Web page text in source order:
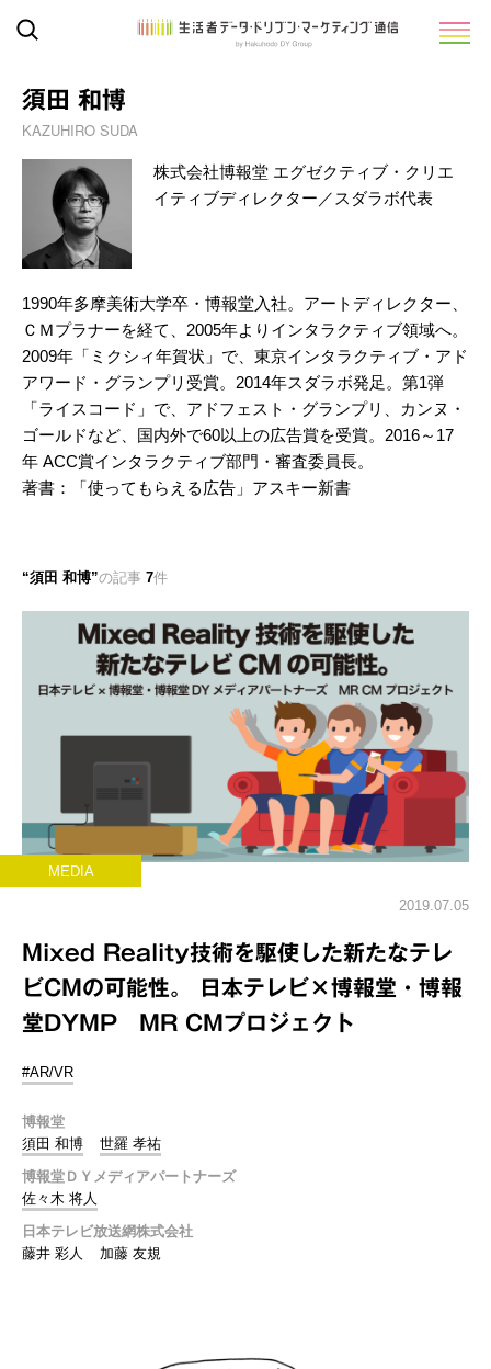
須田 和博
KAZUHIRO SUDA
株式会社博報堂 エグゼクティブ・クリエ
イティブディレクター／スダラボ代表
1990年多摩美術大学卒・博報堂入社。アートディレクター、
ＣＭプラナーを経て、2005年よりインタラクティブ領域へ。
2009年「ミクシィ年賀状」で、東京インタラクティブ・アド
アワード・グランプリ受賞。2014年スダラボ発足。第1弾
「ライスコード」で、アドフェスト・グランプリ、カンヌ・
ゴールドなど、国内外で60以上の広告賞を受賞。2016～17
年 ACC賞インタラクティブ部門・審査委員長。
著書：「使ってもらえる広告」アスキー新書
須田 和博 の記事 7件
MEDIA
2019.07.05
Mixed Reality技術を駆使した新たなテレ
ビCMの可能性。 日本テレビ×博報堂・博報
堂DYMP MR CMプロジェクト
#AR/VR
博報堂
須田 和博
世羅 孝祐
博報堂ＤＹメディアパートナーズ
佐々木 将人
日本テレビ放送網株式会社
藤井 彩人
加藤 友規